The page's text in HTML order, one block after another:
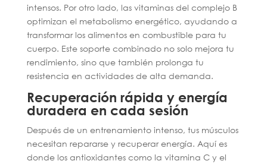
intensos. Por otro lado, las vitaminas del complejo B
optimizan el metabolismo energético, ayudando a
transformar los alimentos en combustible para tu
cuerpo. Este soporte combinado no solo mejora tu
rendimiento, sino que también prolonga tu
resistencia en actividades de alta demanda.
Recuperación rápida y energía
duradera en cada sesión
Después de un entrenamiento intenso, tus músculos
necesitan repararse y recuperar energía. Aquí es
donde los antioxidantes como la vitamina C y el